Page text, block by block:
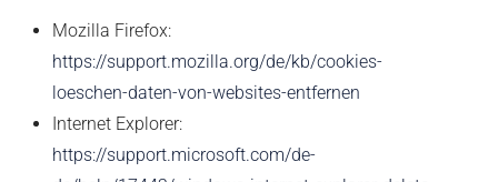
Mozilla Firefox:
https://support.mozilla.org/de/kb/cookies-
loeschen-daten-von-websites-entfernen
Internet Explorer:
https://support.microsoft.com/de-